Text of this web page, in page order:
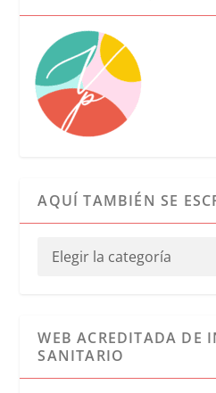
AQUÍ TAMBIÉN SE
WEB ACREDITADA DE
SANITARIO